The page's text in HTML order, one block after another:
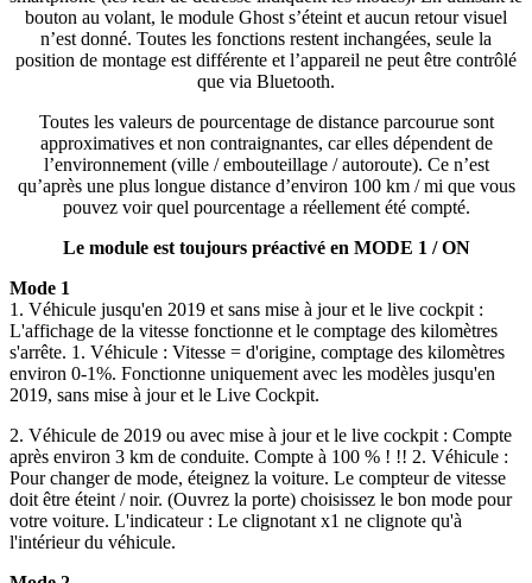
bouton au volant, le module Ghost s’éteint et aucun retour visuel
n’est donné. Toutes les fonctions restent inchangées, seule la
position de montage est différente et l’appareil ne peut être contrôlé
que via Bluetooth.
Toutes les valeurs de pourcentage de distance parcourue sont
approximatives et non contraignantes, car elles dépendent de
l’environnement (ville / embouteillage / autoroute). Ce n’est
qu’après une plus longue distance d’environ 100 km / mi que vous
pouvez voir quel pourcentage a réellement été compté.
Le module est toujours préactivé en MODE 1 / ON
Mode 1
1. Véhicule jusqu'en 2019 et sans mise à jour et le live cockpit :
L'affichage de la vitesse fonctionne et le comptage des kilomètres
s'arrête. 1. Véhicule : Vitesse = d'origine, comptage des kilomètres
environ 0-1%. Fonctionne uniquement avec les modèles jusqu'en
2019, sans mise à jour et le Live Cockpit.
2. Véhicule de 2019 ou avec mise à jour et le live cockpit : Compte
après environ 3 km de conduite. Compte à 100 % ! !! 2. Véhicule :
Pour changer de mode, éteignez la voiture. Le compteur de vitesse
doit être éteint / noir. (Ouvrez la porte) choisissez le bon mode pour
votre voiture. L'indicateur : Le clignotant x1 ne clignote qu'à
l'intérieur du véhicule.